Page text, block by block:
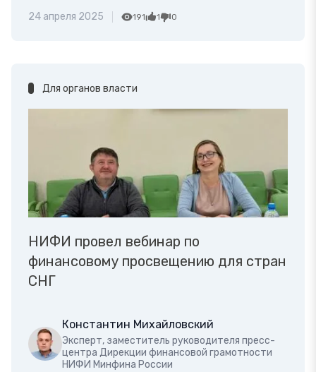
24 апреля 2025 191 1 0
Для органов власти
НИФИ провел вебинар по
финансовому просвещению для стран
СНГ
Константин Михайловский
Эксперт, заместитель руководителя пресс-
центра Дирекции финансовой грамотности
НИФИ Минфина России